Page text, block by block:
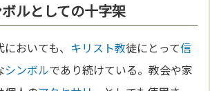
ルとしての十字架
おいても、 キリスト教徒にとって信
シンボルであり続けている。教会や家